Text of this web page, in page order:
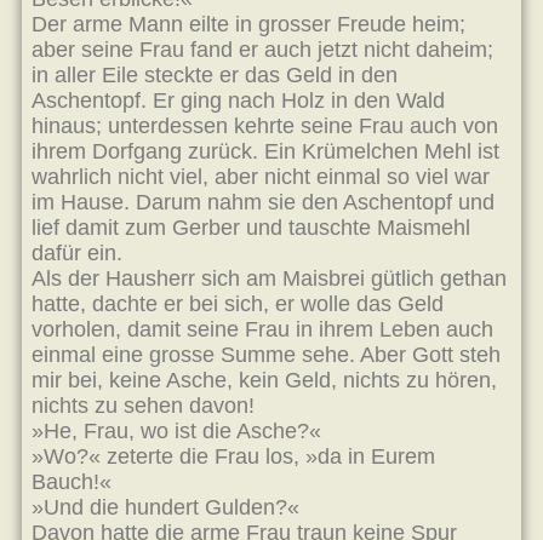
Der arme Mann eilte in grosser Freude heim;
aber seine Frau fand er auch jetzt nicht daheim;
in aller Eile steckte er das Geld in den
Aschentopf. Er ging nach Holz in den Wald
hinaus; unterdessen kehrte seine Frau auch von
ihrem Dorfgang zurück. Ein Krümelchen Mehl ist
wahrlich nicht viel, aber nicht einmal so viel war
im Hause. Darum nahm sie den Aschentopf und
lief damit zum Gerber und tauschte Maismehl
dafür ein.
Als der Hausherr sich am Maisbrei gütlich gethan
hatte, dachte er bei sich, er wolle das Geld
vorholen, damit seine Frau in ihrem Leben auch
einmal eine grosse Summe sehe. Aber Gott steh
mir bei, keine Asche, kein Geld, nichts zu hören,
nichts zu sehen davon!
»He, Frau, wo ist die Asche?«
»Wo?« zeterte die Frau los, »da in Eurem
Bauch!«
»Und die hundert Gulden?«
Davon hatte die arme Frau traun keine Spur